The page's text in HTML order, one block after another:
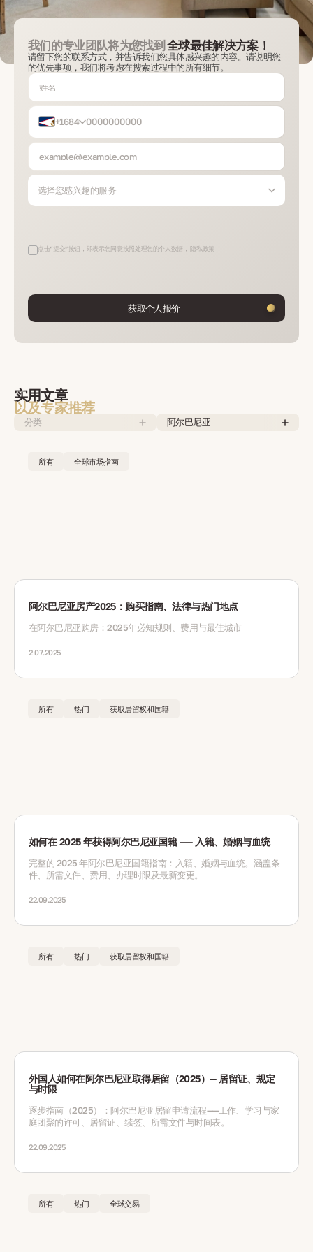
我们的专业团队将为您找到 全球最佳解决方案！
请留下您的联系方式，并告诉我们您具体感兴趣的内容。请说明您
的优先事项，我们将考虑在搜索过程中的所有细节。
+1684
选择您感兴趣的服务
点击“提交”按钮，即表示您同意按照处理您的个人数据， 隐私政策
获取个人报价
实用文章
以及专家推荐
分类 阿尔巴尼亚
所有 全球市场指南
阿尔巴尼亚房产2025：购买指南、法律与热门地点
在阿尔巴尼亚购房：2025年必知规则、费用与最佳城市
2.07.2025
所有 热门 获取居留权和国籍
如何在 2025 年获得阿尔巴尼亚国籍 —— 入籍、婚姻与血统
完整的 2025 年阿尔巴尼亚国籍指南：入籍、婚姻与血统。涵盖条
件、所需文件、费用、办理时限及最新变更。
22.09.2025
所有 热门 获取居留权和国籍
外国人如何在阿尔巴尼亚取得居留（2025）— 居留证、规定
与时限
逐步指南（2025）：阿尔巴尼亚居留申请流程——工作、学习与家
庭团聚的许可、居留证、续签、所需文件与时间表。
22.09.2025
所有 热门 全球交易